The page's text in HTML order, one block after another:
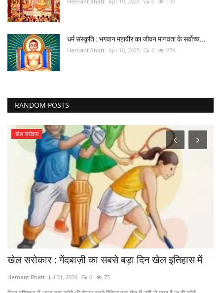
धर्म संस्कृति : भगवान महावीर का जीवन मानवता के सर्वोच्च...
Hemant Bhatt Apr 10, 2025 0 279
RANDOM POSTS
खेल सरोकार
खेल सरोकार : गेंदबाज़ी का सबसे बड़ा दिन खेल इतिहास में
Hemant Bhatt Jul 31, 2026 0 75